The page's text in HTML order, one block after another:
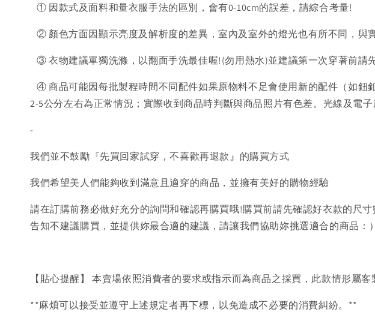
① 因款式及面料和量衣服手法的區別，會有0-10cm的誤差，請綜合考量!
② 顏色方面因顯示亮度及解析度的差異，室內及室外的燈光也有所不同，與
③ 衣物建議單獨洗滌，以翻面手洗最佳喔!(勿用熱水)並建議第一次穿著前請
④ 商品可能因每批製程時間不同配件如果原物料不足會使用新的配件（如
2-5公分左右為正常情況；實際收到商品時判斷與商品照片有色差。光線及電
-
我們並不鼓勵『先買回家試穿，不喜歡再退款』的購買方式
我們希望美人們能夠收到滿意且適穿的商品，並擁有美好的購物經驗
請在訂購前務必做好充分的詢問和確認再購買哦!購買前請先確認好衣款的尺
告知不建議購買，並提供妳最合適的建議，請讓我們協助妳挑選適合的商品：）
【貼心提醒】 本賣場依照消費者的要求或指示而為商品之採買，此款情形屬客
**麻煩可以接受並遵守上述規定者再下標，以免造成不必要的消費糾紛。**